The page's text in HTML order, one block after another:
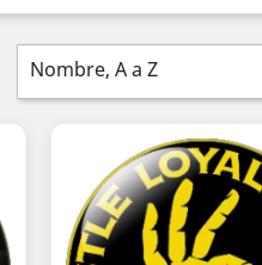
Nombre, A a Z
Vista rápida